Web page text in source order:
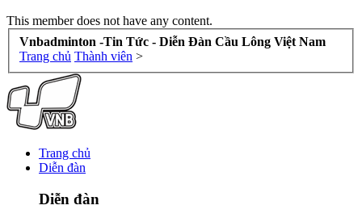
This member does not have any content.
Vnbadminton -Tin Tức - Diễn Đàn Cầu Lông Việt Nam
Trang chủ Thành viên >
Trang chủ
Diễn đàn
Diễn đàn